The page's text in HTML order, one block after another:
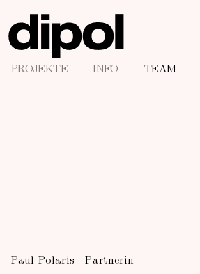
PROJEKTE INFO TEAM
Paul Polaris - Partnerin